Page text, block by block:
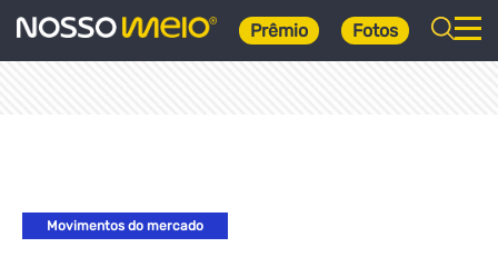
Prêmio Fotos
Movimentos do mercado